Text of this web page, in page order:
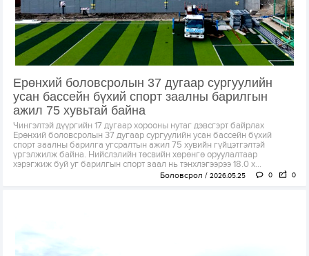
Ерөнхий боловсролын 37 дугаар сургуулийн
усан бассейн бүхий спорт заалны барилгын
ажил 75 хувьтай байна
Чингэлтэй дүүргийн 17 дугаар хорооны нутаг дэвсгэрт байрлах
Ерөнхий боловсролын 37 дугаар сургуулийн усан бассейн бүхий
спорт заалны барилга угсралтын ажил 75 хувийн гүйцэтгэлтэй
үргэлжилж байна. Нийслэлийн төсвийн хөрөнгө оруулалтаар
хэрэгжиж буй уг барилгын спорт заал нь тэнхлэгээрээ 18.0 х...
Боловсрол 2026.05.25 0 0